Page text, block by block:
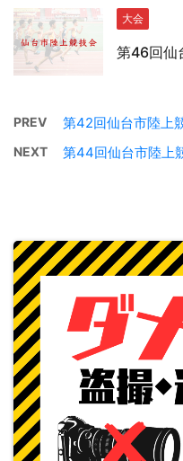
大会
第46回仙
PREV 第42回仙台市陸上
NEXT 第44回仙台市陸上